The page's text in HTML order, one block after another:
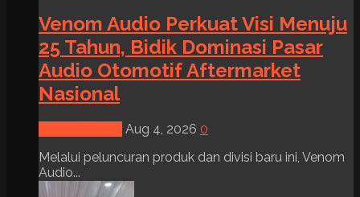
Venom Audio Perkuat Visi Menuju
25 Tahun, Bidik Dominasi Pasar
Audio Otomotif Aftermarket
Nasional
Aug 4, 2026 0
Melalui peluncuran produk dan divisi baru ini, Venom
Audio...